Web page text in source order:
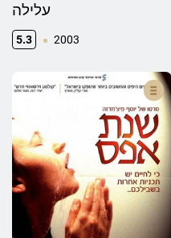
עלילה
5.3 2003